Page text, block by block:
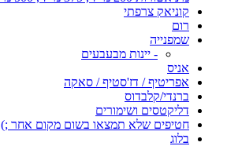
קוניאק צרפתי
רום
שמפנייה
- יינות מבעבעים
אניס
אפריטיף / דז'סטיף / סאקה
ברנדי/קלבדוס
דליקטסים ושימורים
חטיפים שלא תמצאו בשום מקום אחר ;)
בלוג